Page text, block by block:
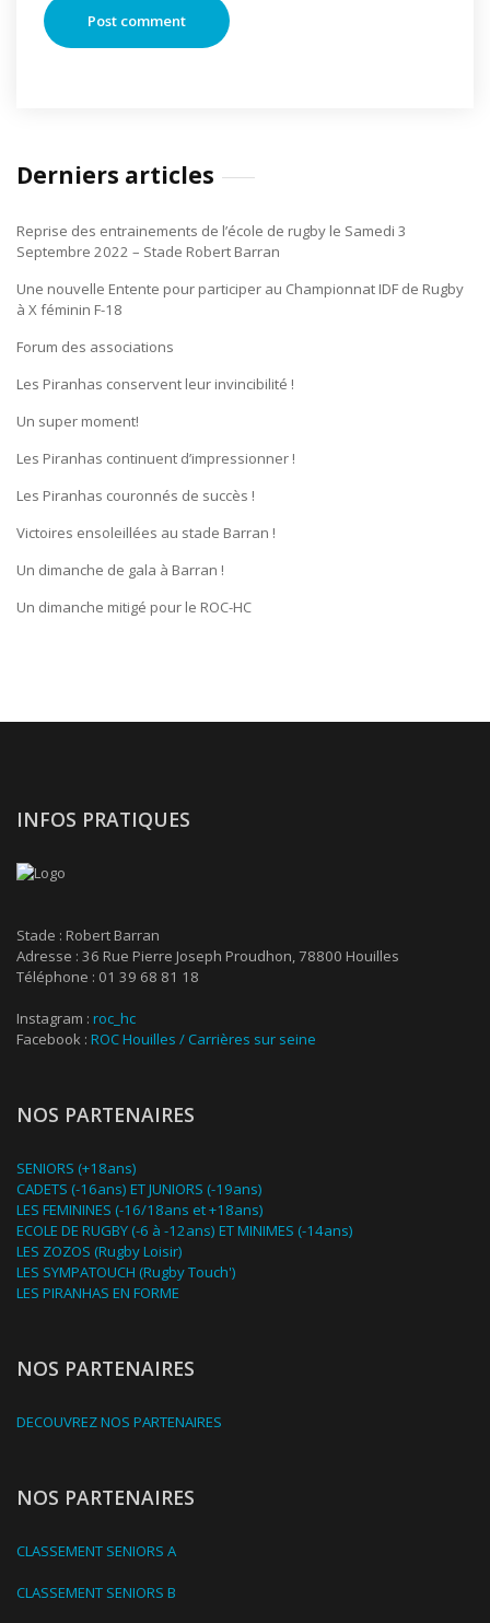
Derniers articles
Reprise des entrainements de l’école de rugby le Samedi 3
Septembre 2022 – Stade Robert Barran
Une nouvelle Entente pour participer au Championnat IDF de Rugby
à X féminin F-18
Forum des associations
Les Piranhas conservent leur invincibilité !
Un super moment!
Les Piranhas continuent d’impressionner !
Les Piranhas couronnés de succès !
Victoires ensoleillées au stade Barran !
Un dimanche de gala à Barran !
Un dimanche mitigé pour le ROC-HC
INFOS PRATIQUES
Stade : Robert Barran
Adresse : 36 Rue Pierre Joseph Proudhon, 78800 Houilles
Téléphone : 01 39 68 81 18
Instagram : roc_hc
Facebook : ROC Houilles / Carrières sur seine
NOS PARTENAIRES
SENIORS (+18ans)
CADETS (-16ans) ET JUNIORS (-19ans)
LES FEMININES (-16/18ans et +18ans)
ECOLE DE RUGBY (-6 à -12ans) ET MINIMES (-14ans)
LES ZOZOS (Rugby Loisir)
LES SYMPATOUCH (Rugby Touch')
LES PIRANHAS EN FORME
NOS PARTENAIRES
DECOUVREZ NOS PARTENAIRES
NOS PARTENAIRES
CLASSEMENT SENIORS A
CLASSEMENT SENIORS B